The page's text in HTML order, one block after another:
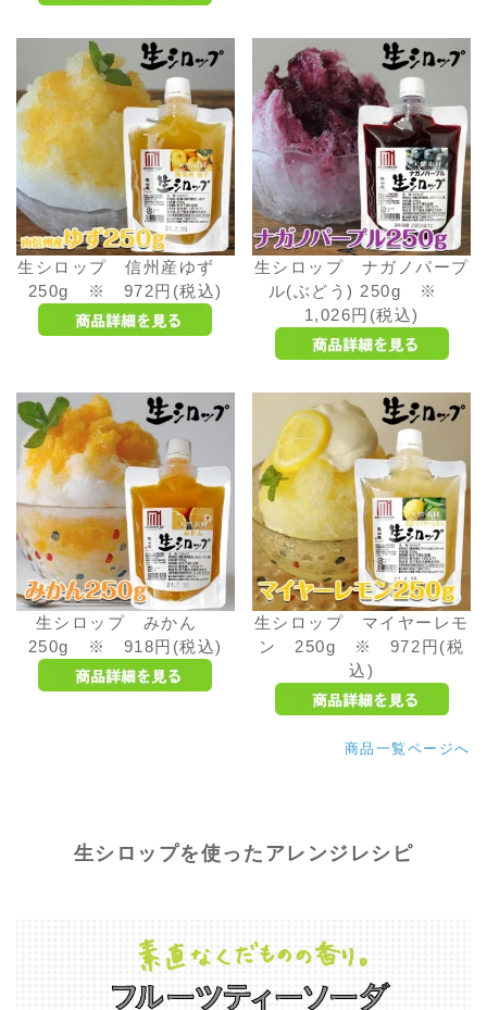
生シロップ 信州産ゆず
250g ※ 972円(税込)
生シロップ ナガノパープ
ル(ぶどう) 250g ※
1,026円(税込)
生シロップ みかん
250g ※ 918円(税込)
生シロップ マイヤーレモ
ン 250g ※ 972円(税
込)
商品一覧ページへ
生シロップを使ったアレンジレシピ